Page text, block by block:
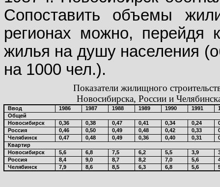
Сопоставить объемы
регионах можно, перейдя
жилья на душу населения
на 1000 чел.).
Показатели жилищного
Новосибирска, России и
Ввод 1986 1987 1988 1989 1990 1991
Общей
Новосибирск
0,36 0,38 0,47 0,41 0,34 0,24
Россия
0,46 0,50 0,49 0,48 0,42 0,33
Челябинск
0,47 0,48 0,49 0,36 0,40 0,31
Квартир
Новосибирск
5,6 6,8 7,5 6,2 5,5 3,9
Россия
8,4 9,0 8,7 8,2 7,0 5,6
Челябинск
7,9 8,6 8,5 6,3 6,8 5,6